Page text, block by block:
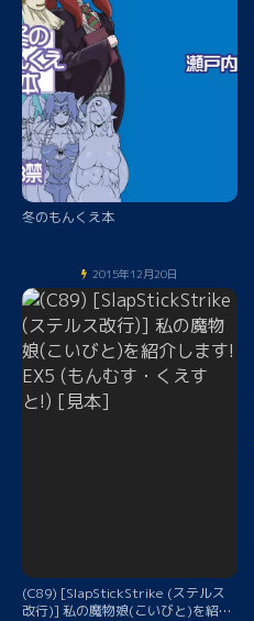
冬のもんくえ本
2015年12月20日
(C89) [SlapStickStrike (ステルス
改行)] 私の魔物娘(こいびと)を紹介